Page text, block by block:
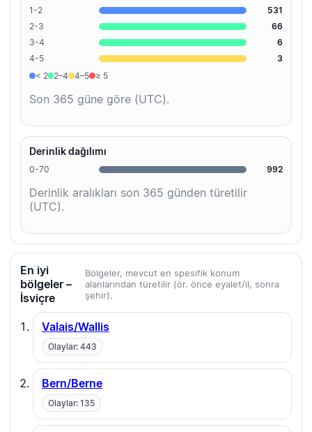
1-2
531
2-3
66
3-4
6
4-5
3
< 2
2–4 4–5 ≥ 5
Son 365 güne göre (UTC).
Derinlik dağılımı
0-70 992
Derinlik aralıkları son 365 günden türetilir
(UTC).
En iyi
bölgeler –
İsviçre
Bölgeler, mevcut en spesifik konum
alanlarından türetilir (ör. önce eyalet/il, sonra
şehir).
Valais/Wallis
Olaylar: 443
Bern/Berne
Olaylar: 135